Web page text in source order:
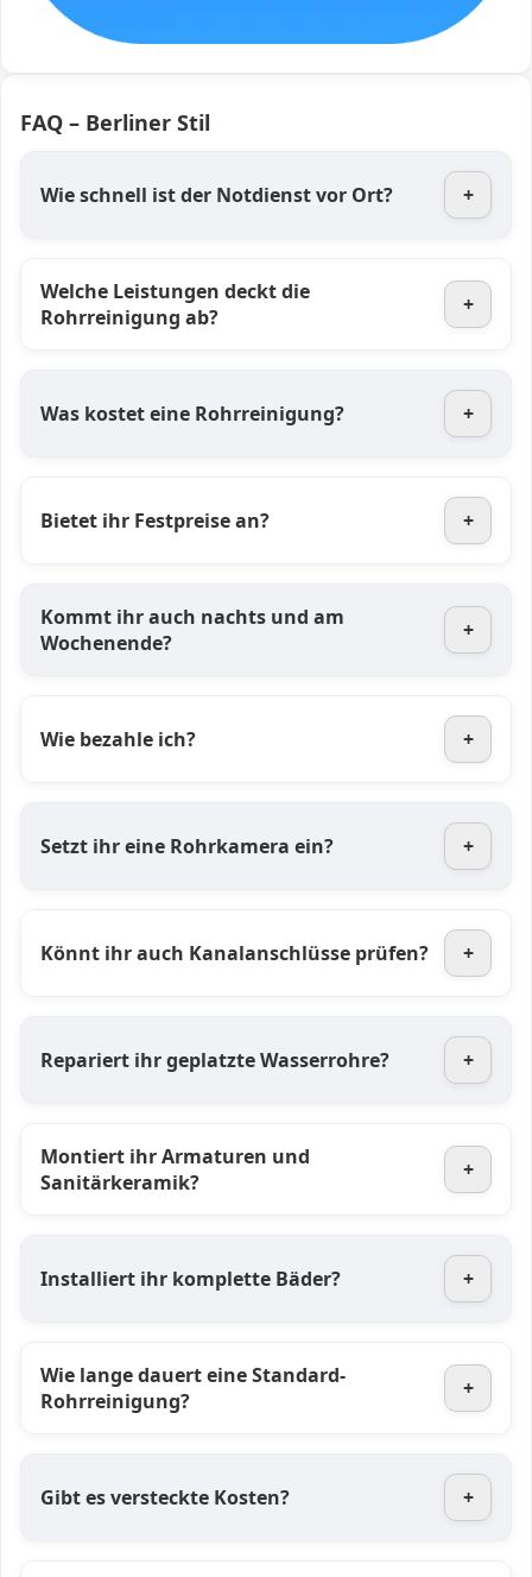
FAQ – Berliner Stil
Wie schnell ist der Notdienst vor Ort? +
Welche Leistungen deckt die
Rohrreinigung ab?
+
Was kostet eine Rohrreinigung? +
Bietet ihr Festpreise an? +
Kommt ihr auch nachts und am
Wochenende?
+
Wie bezahle ich? +
Setzt ihr eine Rohrkamera ein? +
Könnt ihr auch Kanalanschlüsse prüfen? +
Repariert ihr geplatzte Wasserrohre? +
Montiert ihr Armaturen und
Sanitärkeramik?
+
Installiert ihr komplette Bäder? +
Wie lange dauert eine Standard-
Rohrreinigung?
+
Gibt es versteckte Kosten? +